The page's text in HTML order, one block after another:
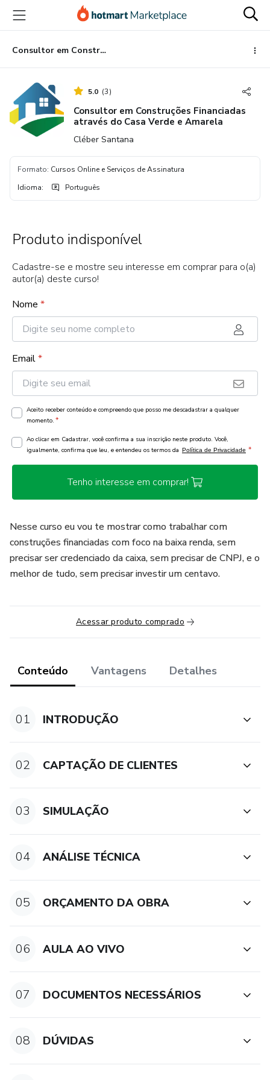
para
conteúdo
principal
para
pagamento
para
rodapé
Consultor em Construções Financiadas através do Casa Verde e Amarela
5.0 (3)
Consultor em Construções Financiadas
através do Casa Verde e Amarela
Cléber Santana
Formato: Cursos Online e Serviços de Assinatura
Idioma: Português
Produto indisponível
Cadastre-se e mostre seu interesse em comprar para o(a)
autor(a) deste curso!
Nome *
Email*
Aceito receber conteúdo e compreendo que posso me descadastrar a qualquer
momento. *
Ao clicar em Cadastrar, você confirma a sua inscrição neste produto. Você,
igualmente, confirma que leu, e entendeu os termos da Política de Privacidade *
Tenho interesse em comprar!
Nesse curso eu vou te mostrar como trabalhar com
construções financiadas com foco na baixa renda, sem
precisar ser credenciado da caixa, sem precisar de CNPJ, e o
melhor de tudo, sem precisar investir um centavo.
Acessar produto comprado
Conteúdo Vantagens Detalhes
01 INTRODUÇÃO
02 CAPTAÇÃO DE CLIENTES
03 SIMULAÇÃO
04 ANÁLISE TÉCNICA
05 ORÇAMENTO DA OBRA
06 AULA AO VIVO
07 DOCUMENTOS NECESSÁRIOS
08 DÚVIDAS